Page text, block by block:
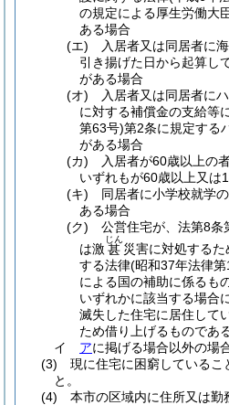
の規定による厚生労働大
ある場合
(エ)
入居者又は同居者に
引き揚げた日から起算し
がある場合
(オ)
入居者又は同居者に
に対する補償金の支給等
第63号)第2条に規定する
がある場合
(カ)
入居者が60歳以上の
いずれもが60歳以上又は
(キ)
同居者に小学校就学
ある場合
(ク)
公営住宅が、法第8条
は激 甚
じん
災害に対処する
する法律(昭和37年法律
による国の補助に係るも
いずれかに該当する場合
滅失した住宅に居住して
ため借り上げるものであ
イ
アに掲げる場合以外の
(3)
現に住宅に困窮しているこ
と。
(4)
本市の区域内に住所又は勤